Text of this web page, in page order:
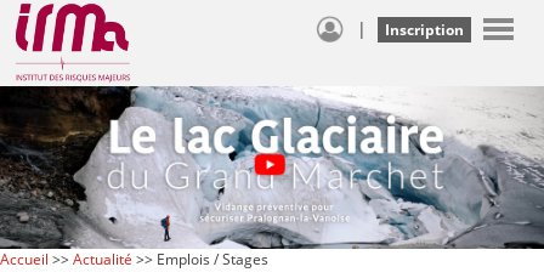
| Inscription
Accueil >>Actualité >> Emplois / Stages